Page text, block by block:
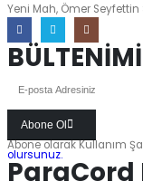
Yeni Mah, Ömer
Abone Ol
Abone olarak Kullanım
olursunuz.
ParaCord